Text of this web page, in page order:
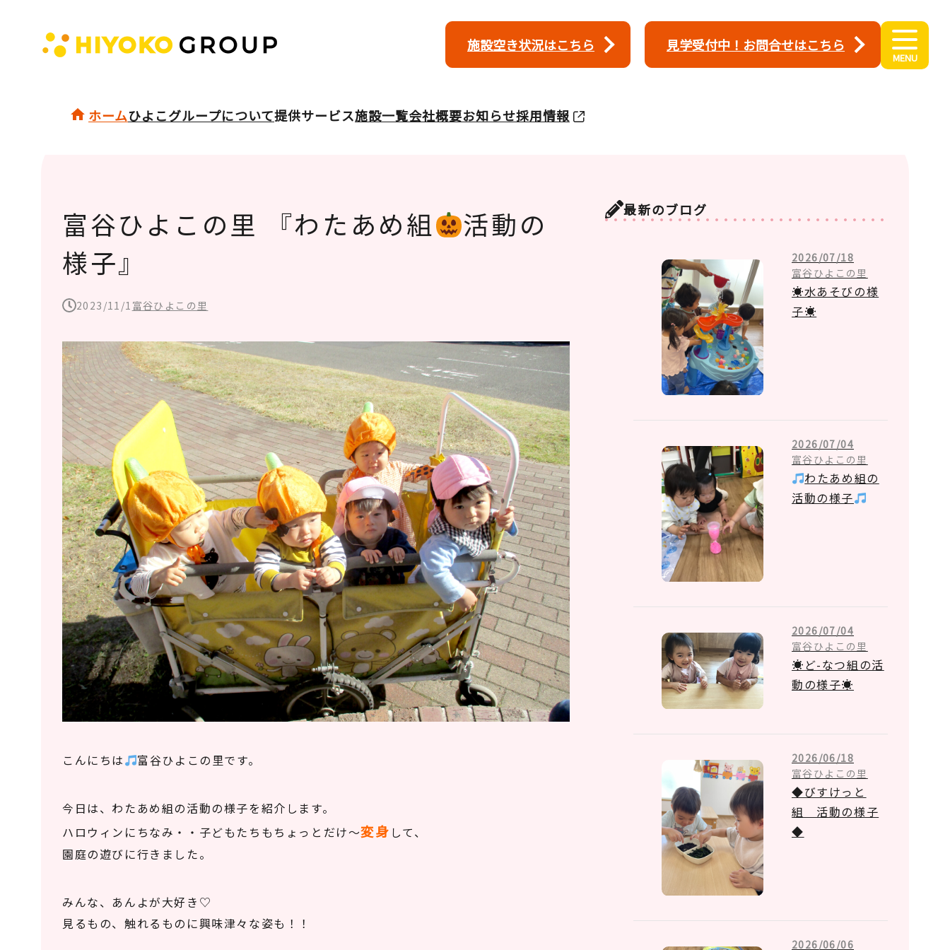
施設空き状況はこちら 見学受付中！お問合せはこちら
ホームひよこグループについて提供サービス施設一覧会社概要お知らせ採用情報
富谷ひよこの里 『わたあめ組
活動の
様子』
2023/11/1 富谷ひよこの里
こんにちは 富谷ひよこの里です。
今日は、わたあめ組の活動の様子を紹介します。
ハロウィンにちなみ・・子どもたちもちょっとだけ～変身 して、
園庭の遊びに行きました。
みんな、あんよが大好き♡
見るもの、触れるものに興味津々な姿も！！
最新のブログ
2026/07/18
富谷ひよこの里
☀水あそびの様
子☀
2026/07/04
富谷ひよこの里
わたあめ組の
活動の様子
2026/07/04
富谷ひよこの里
☀ど-なつ組の活
動の様子☀
2026/06/18
富谷ひよこの里
◆びすけっと
組 活動の様子
◆
2026/06/06